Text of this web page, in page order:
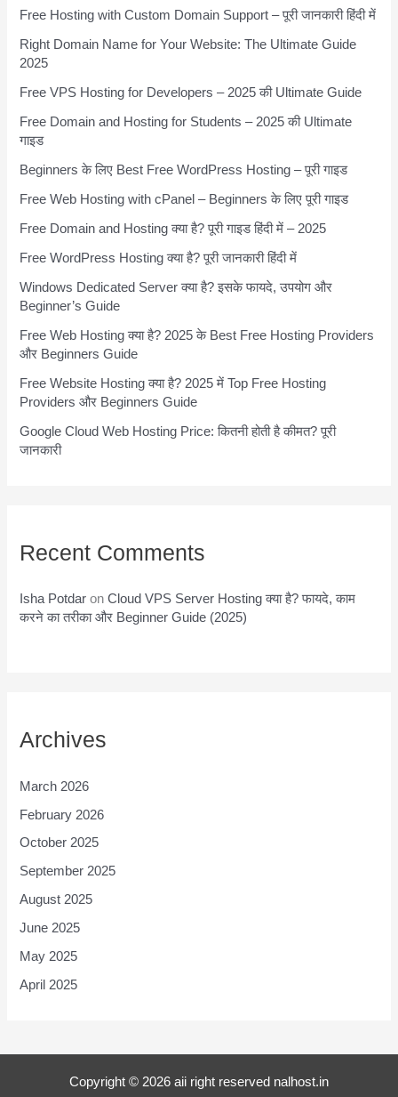
Free Hosting with Custom Domain Support – पूरी जानकारी हिंदी में
Right Domain Name for Your Website: The Ultimate Guide
2025
Free VPS Hosting for Developers – 2025 की Ultimate Guide
Free Domain and Hosting for Students – 2025 की Ultimate
गाइड
Beginners के लिए Best Free WordPress Hosting – पूरी गाइड
Free Web Hosting with cPanel – Beginners के लिए पूरी गाइड
Free Domain and Hosting क्या है? पूरी गाइड हिंदी में – 2025
Free WordPress Hosting क्या है? पूरी जानकारी हिंदी में
Windows Dedicated Server क्या है? इसके फायदे, उपयोग और
Beginner’s Guide
Free Web Hosting क्या है? 2025 के Best Free Hosting Providers
और Beginners Guide
Free Website Hosting क्या है? 2025 में Top Free Hosting
Providers और Beginners Guide
Google Cloud Web Hosting Price: कितनी होती है कीमत? पूरी
जानकारी
Recent Comments
Isha Potdar onCloud VPS Server Hosting क्या है? फायदे, काम
करने का तरीका और Beginner Guide (2025)
Archives
March 2026
February 2026
October 2025
September 2025
August 2025
June 2025
May 2025
April 2025
Copyright © 2026 aii right reserved nalhost.in